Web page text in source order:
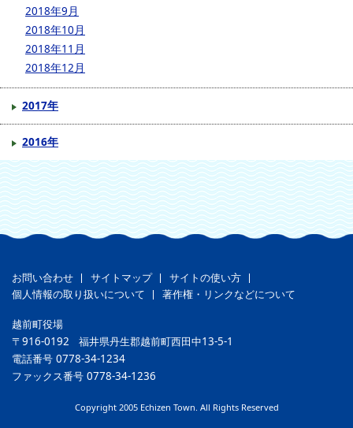
2018年9月
2018年10月
2018年11月
2018年12月
2017年
2016年
お問い合わせ サイトマップ
サイトの使い方
個人情報の取り扱いについて
著作権・リンクなどについて
越前町役場
〒916-0192
福井県丹生郡越前町西田中13-5-1
電話番号 0778-34-1234
ファックス番号 0778-34-1236
Copyright 2005 Echizen Town. All Rights Reserved